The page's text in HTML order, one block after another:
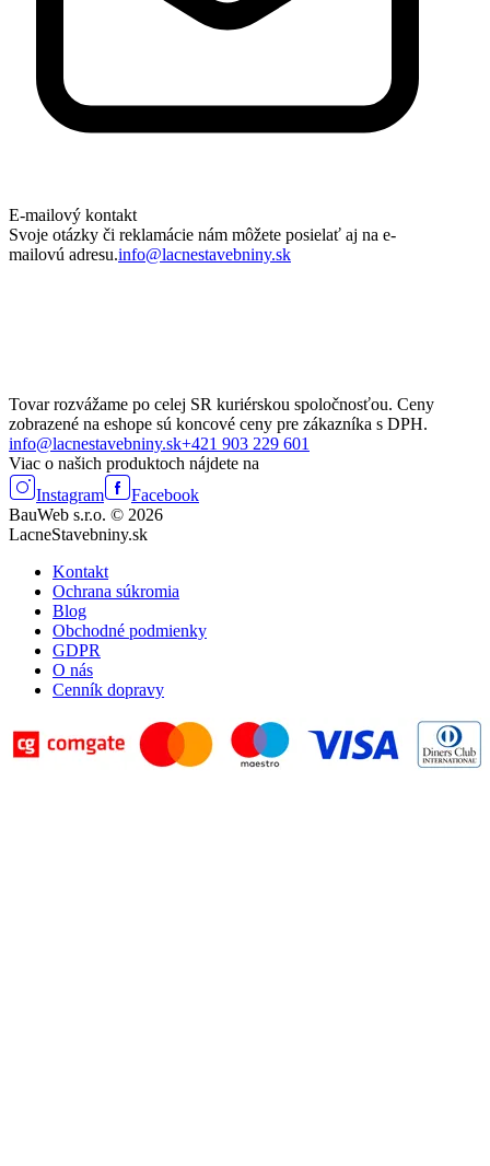
E-mailový kontakt
Svoje otázky či reklamácie nám môžete posielať aj na e-
mailovú adresu.info@lacnestavebniny.sk
Tovar rozvážame po celej SR kuriérskou spoločnosťou. Ceny
zobrazené na eshope sú koncové ceny pre zákazníka s DPH.
info@lacnestavebniny.sk+421 903 229 601
Viac o našich produktoch nájdete na
Instagram
Facebook
BauWeb s.r.o. © 2026
LacneStavebniny.sk
Kontakt
Ochrana súkromia
Blog
Obchodné podmienky
GDPR
O nás
Cenník dopravy